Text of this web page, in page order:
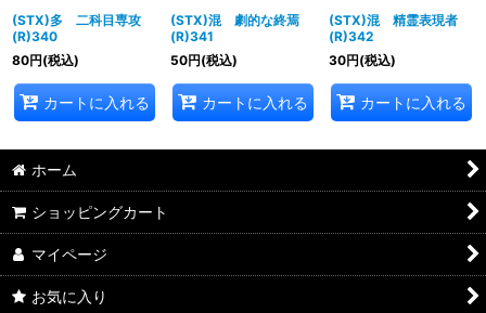
(STX)多 二科目専攻
(R)340
80円(税込)
カートに入れる
(STX)混 劇的な終焉
(R)341
50円(税込)
カートに入れる
(STX)混 精霊表現者
(R)342
30円(税込)
カートに入れる
ホーム
ショッピングカート
マイページ
お気に入り